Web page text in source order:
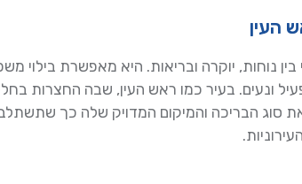
העין
נוחות, יוקרה ובריאות. היא מאפשרת בילוי
ונעים. בעיר כמו ראש העין, שבה החצרות
סוג הבריכה והמיקום המדויק שלה כך